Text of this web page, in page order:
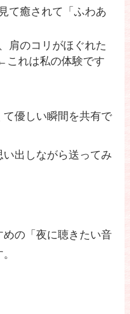
て癒されて「ふわあ
肩のコリがほぐれた
これは私の体験です
て優しい瞬間を共有で
出しながら送ってみ
の「夜に聴きたい音